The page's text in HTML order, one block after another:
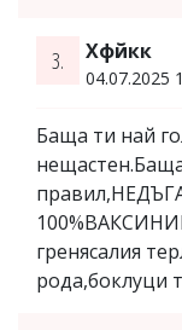
3. Хфйкк
04.07.2025
Баща ти най
гренясалия
рода,боклуци